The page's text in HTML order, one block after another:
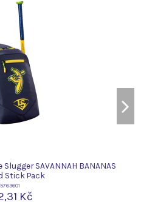
SAVANNAH BANANAS
Stick Pack
Kč